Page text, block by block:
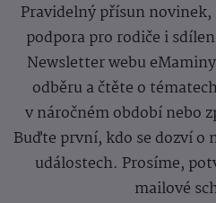
Pravidelný přísun
podpora pro rodiče i
Newsletter webu
odběru a čtěte o
v náročném období nebo
Buďte první, kdo se dozví o
událostech. Prosíme,
mailové